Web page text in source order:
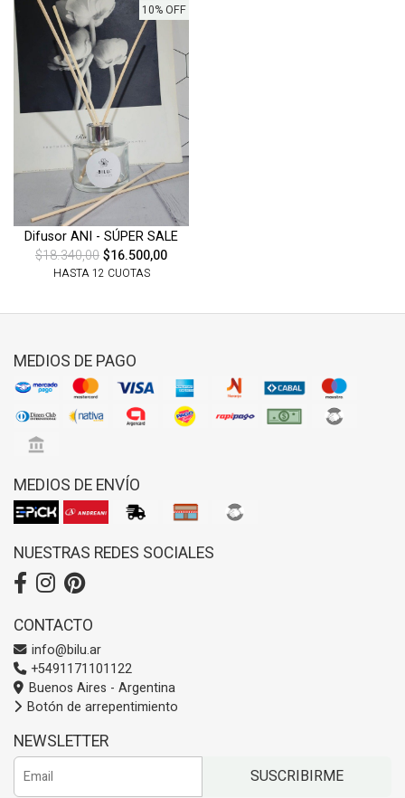
10% OFF
Difusor ANI - SÚPER SALE
$18.340,00$16.500,00
HASTA 12 CUOTAS
MEDIOS DE PAGO
MEDIOS DE ENVÍO
NUESTRAS REDES SOCIALES
CONTACTO
info@bilu.ar
+5491171101122
Buenos Aires - Argentina
Botón de arrepentimiento
NEWSLETTER
SUSCRIBIRME